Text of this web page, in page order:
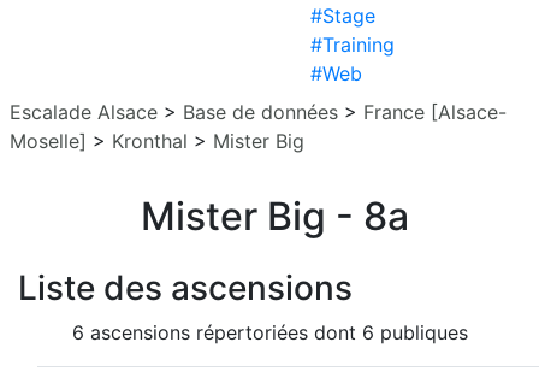
#Stage
#Training
#Web
Escalade Alsace > Base de données > France [Alsace-
Moselle] > Kronthal > Mister Big
Mister Big - 8a
Liste des ascensions
6 ascensions répertoriées dont 6 publiques